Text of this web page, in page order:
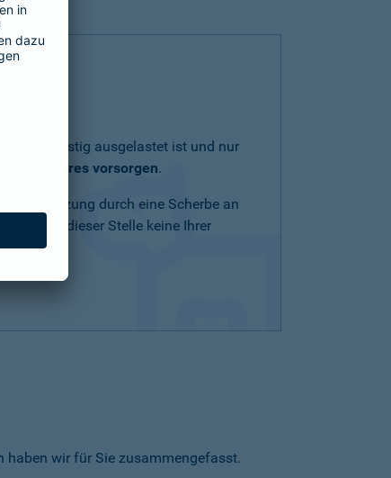
und geistig ausgelastet ist und nur
Ihres Tieres vorsorgen.
durch eine Scherbe an
an dieser Stelle keine Ihrer
haben wir für Sie zusammengefasst.